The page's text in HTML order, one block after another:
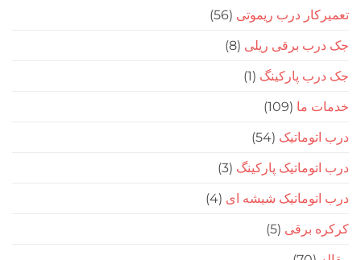
درب ریموتی(56)
برقی ریلی(8)
پارکینگ (1)
ما(109)
(54)
پارکینگ (3)
شیشه ای(4)
برقی(5)